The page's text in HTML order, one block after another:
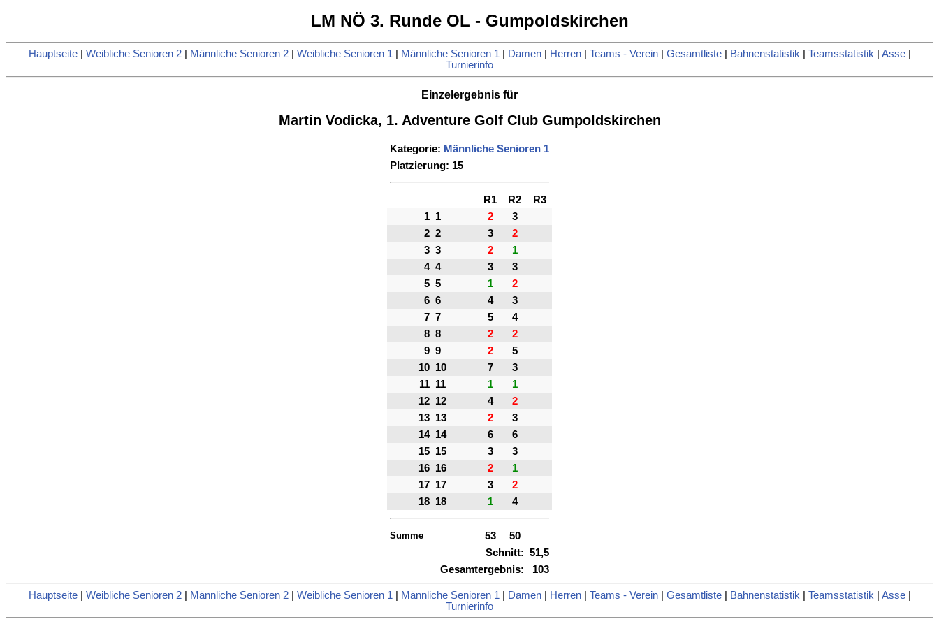
LM NÖ 3. Runde OL - Gumpoldskirchen
Hauptseite| Weibliche Senioren 2| Männliche Senioren 2| Weibliche Senioren 1| Männliche Senioren 1| Damen| Herren| Teams - Verein| Gesamtliste| Bahnenstatistik| Teamsstatistik| Asse|
Turnierinfo
Einzelergebnis für
Martin Vodicka, 1. Adventure Golf Club Gumpoldskirchen
Kategorie: Männliche Senioren 1
Platzierung: 15
R1 R2
R3
1 1 2
3
2 2 3
2
3 3 2
1
4 4 3
3
5 5 1
2
6 6 4
3
7 7 5
4
8 8 2
2
9 9 2
5
10 10 7
3
11 11 1
1
12 12 4
2
13 13 2
3
14 14 6
6
15 15 3
3
16 16 2
1
17 17 3
2
18 18 1 4
Summe 53
50
Schnitt: 51,5
Gesamtergebnis:
103
Hauptseite| Weibliche Senioren 2| Männliche Senioren 2| Weibliche Senioren 1 Männliche Senioren 1 Damen| Herren| Teams - Verein| Gesamtliste| Bahnenstatistik Teamsstatistik Asse|
Turnierinfo